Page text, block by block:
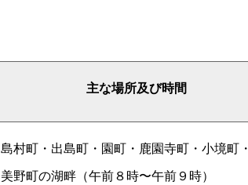
主な場所及び時間
島村町・出島町・園町・鹿園寺町・小境町・
美野町の湖畔（午前８時〜午前９時）